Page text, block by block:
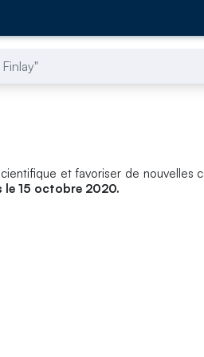
et favoriser de nouvelles
le 15 octobre 2020.